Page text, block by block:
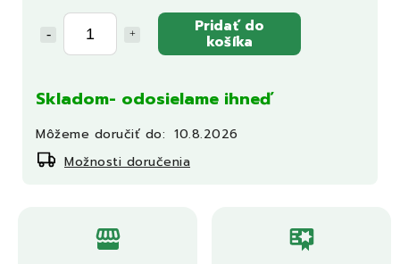
Pridať do
košíka
Skladom- odosielame ihneď
Môžeme doručiť do: 10.8.2026
Možnosti doručenia